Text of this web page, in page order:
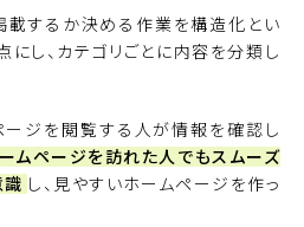
載するか決める作業を構造化とい
にし、カテゴリごとに内容を分類し
ージを閲覧する人が情報を確認し
ムページを訪れた人でもスムーズ
識 し、見やすいホームページを作っ